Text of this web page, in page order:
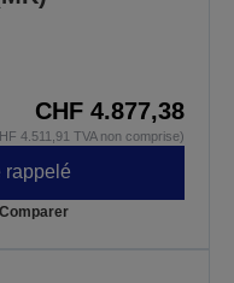
CHF 4.877,38
4.511,91 TVA non comprise)
rappelé
Comparer